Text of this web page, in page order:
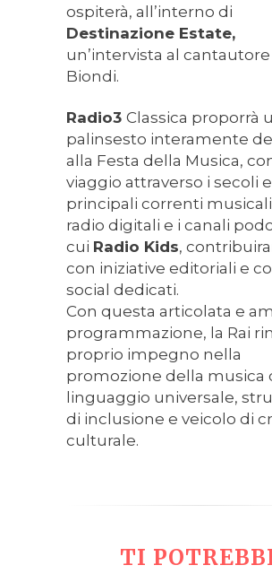
ospiterà, all’interno di
Destinazione Estate,
un’intervista al
Biondi.
Radio3 Classica proporrà
palinsesto interamente
alla Festa della Musica,
viaggio attraverso i secoli
principali correnti
radio digitali e i canali
cui Radio Kids,
con iniziative editoriali e
social dedicati.
Con questa articolata e
programmazione, la Rai
proprio impegno nella
promozione della musica
linguaggio universale,
di inclusione e veicolo di
culturale.
TI